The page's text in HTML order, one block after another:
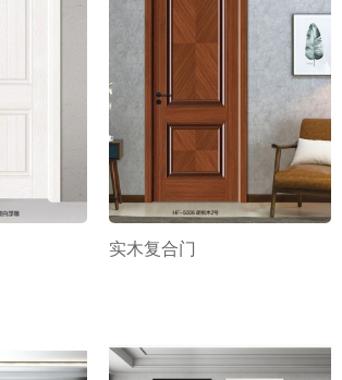
实木复合门